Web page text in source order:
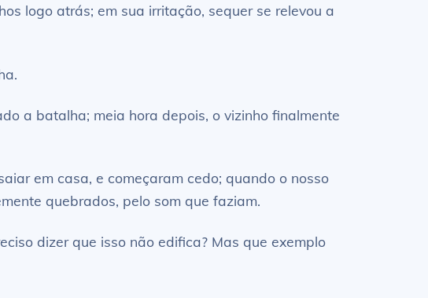
logo atrás; em sua irritação, sequer se relevou a
a batalha; meia hora depois, o vizinho finalmente
em casa, e começaram cedo; quando o nosso
quebrados, pelo som que faziam.
dizer que isso não edifica? Mas que exemplo